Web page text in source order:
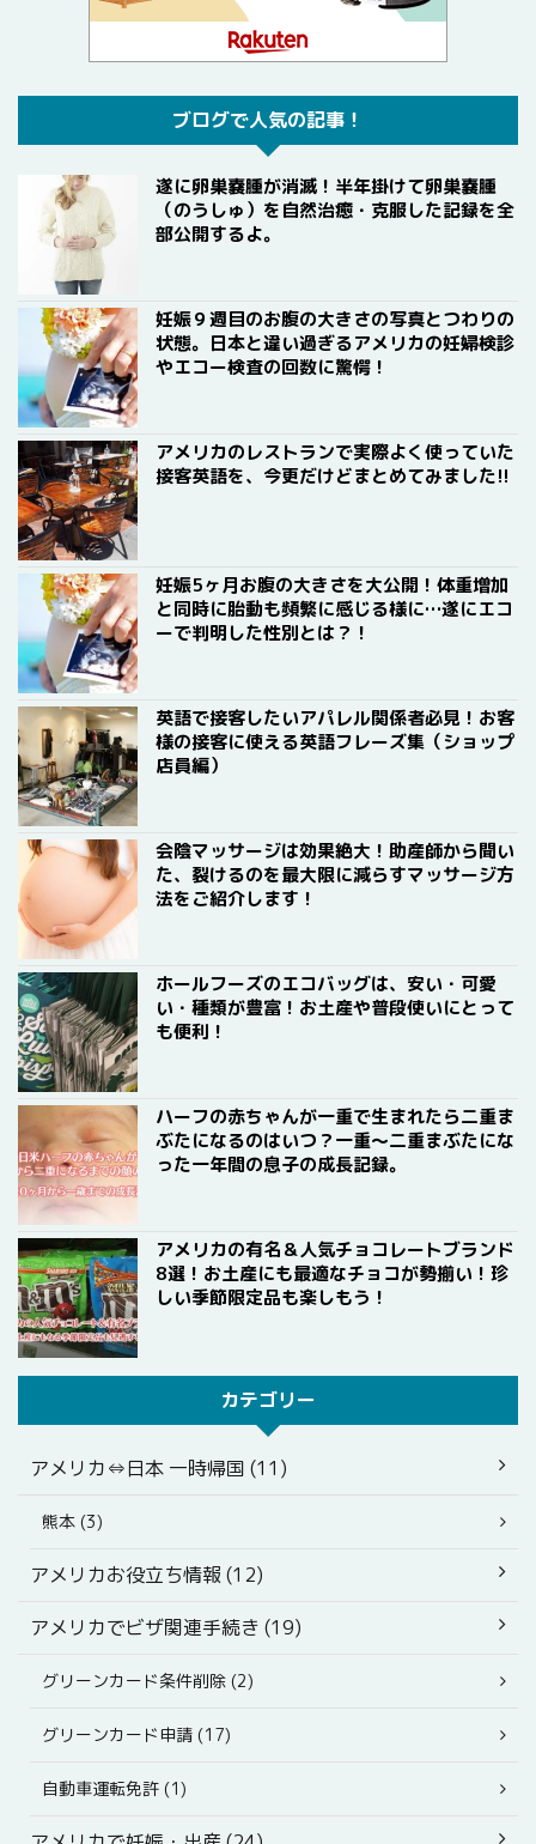
ブログで人気の記事！
遂に卵巣嚢腫が消滅！半年掛けて卵巣嚢腫
（のうしゅ）を自然治癒・克服した記録を全
部公開するよ。
妊娠９週目のお腹の大きさの写真とつわりの
状態。日本と違い過ぎるアメリカの妊婦検診
やエコー検査の回数に驚愕！
アメリカのレストランで実際よく使っていた
接客英語を、今更だけどまとめてみました!!
妊娠5ヶ月お腹の大きさを大公開！体重増加
と同時に胎動も頻繁に感じる様に…遂にエコ
ーで判明した性別とは？！
英語で接客したいアパレル関係者必見！お客
様の接客に使える英語フレーズ集（ショップ
店員編）
会陰マッサージは効果絶大！助産師から聞い
た、裂けるのを最大限に減らすマッサージ方
法をご紹介します！
ホールフーズのエコバッグは、安い・可愛
い・種類が豊富！お土産や普段使いにとって
も便利！
ハーフの赤ちゃんが一重で生まれたら二重ま
ぶたになるのはいつ？一重〜二重まぶたにな
った一年間の息子の成長記録。
アメリカの有名＆人気チョコレートブランド
8選！お土産にも最適なチョコが勢揃い！珍
しい季節限定品も楽しもう！
カテゴリー
アメリカ⇔日本 一時帰国 (11)
熊本 (3)
アメリカお役立ち情報 (12)
アメリカでビザ関連手続き (19)
グリーンカード条件削除 (2)
グリーンカード申請 (17)
自動車運転免許 (1)